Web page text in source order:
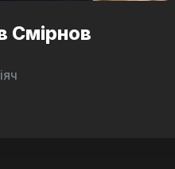
Смірнов